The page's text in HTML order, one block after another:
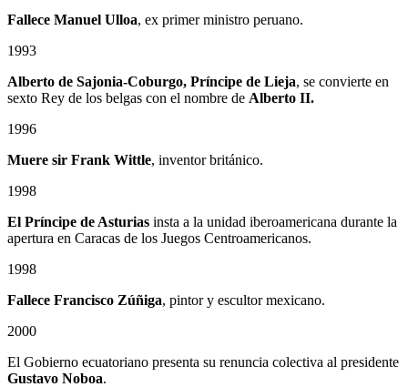
Fallece Manuel Ulloa, ex primer ministro peruano.
1993
Alberto de Sajonia-Coburgo, Príncipe de Lieja, se convierte en
sexto Rey de los belgas con el nombre de Alberto II.
1996
Muere sir Frank Wittle, inventor británico.
1998
El Príncipe de Asturias insta a la unidad iberoamericana durante la
apertura en Caracas de los Juegos Centroamericanos.
1998
Fallece Francisco Zúñiga, pintor y escultor mexicano.
2000
El Gobierno ecuatoriano presenta su renuncia colectiva al presidente
Gustavo Noboa.